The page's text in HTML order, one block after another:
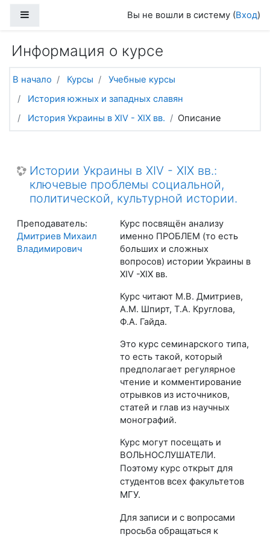
Вы не вошли в систему (Вход)
Информация о курсе
В начало Курсы
Учебные курсы
История южных и западных славян
История Украины в XIV - XIX вв.
Описание
Истории Украины в XIV - XIX вв.:
ключевые проблемы социальной,
политической, культурной истории.
Курс посвящён анализу
именно ПРОБЛЕМ (то есть
больших и сложных
вопросов) истории Украины в
XIV -XIX вв.
Курс читают М.В. Дмитриев,
А.М. Шпирт, Т.А. Круглова,
Ф.А. Гайда.
Это курс семинарского типа,
то есть такой, который
предполагает регулярное
чтение и комментирование
отрывков из источников,
статей и глав из научных
монографий.
Курс могут посещать и
ВОЛЬНОСЛУШАТЕЛИ.
Поэтому курс открыт для
студентов всех факультетов
МГУ.
Для записи и с вопросами
просьба обращаться к
Преподаватель:
Дмитриев Михаил
Владимирович